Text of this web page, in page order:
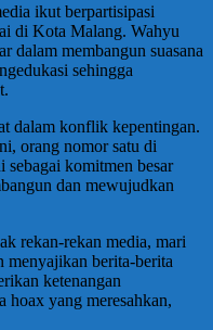
ikut berpartisipasi
di Kota Malang. Wahyu
dalam membangun suasana
sehingga
dalam konflik kepentingan.
orang nomor satu di
komitmen besar
dan mewujudkan
rekan-rekan media, mari
menyajikan berita-berita
ketenangan
hoax yang meresahkan,